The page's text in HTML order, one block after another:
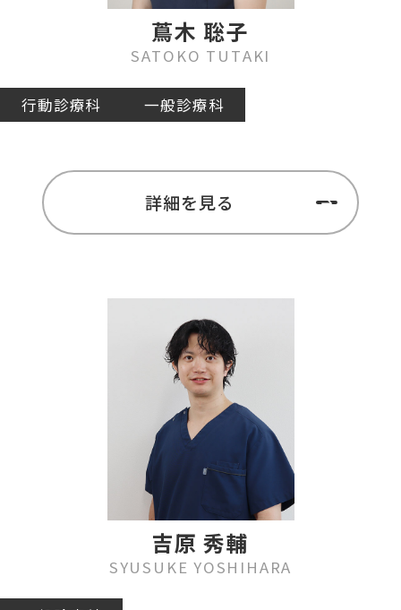
蔦木 聡子
SATOKO TUTAKI
行動診療科 一般診療科
詳細を見る
吉原 秀輔
SYUSUKE YOSHIHARA